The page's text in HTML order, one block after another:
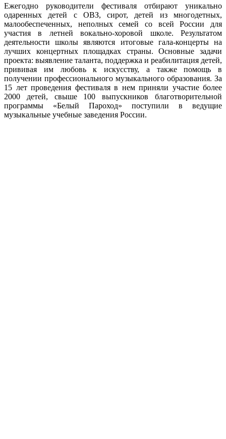
Ежегодно руководители фестиваля отбирают уникально
одаренных детей с ОВЗ, сирот, детей из многодетных,
малообеспеченных, неполных семей со всей России для
участия в летней вокально-хоровой школе. Результатом
деятельности школы являются итоговые гала-концерты на
лучших концертных площадках страны. Основные задачи
проекта: выявление таланта, поддержка и реабилитация детей,
прививая им любовь к искусству, а также помощь в
получении профессионального музыкального образования. За
15 лет проведения фестиваля в нем приняли участие более
2000 детей, свыше 100 выпускников благотворительной
программы «Белый Пароход» поступили в ведущие
музыкальные учебные заведения России.